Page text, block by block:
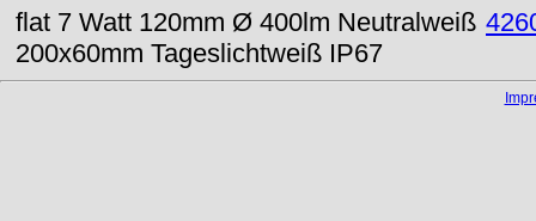
flat 7 Watt 120mm Ø 400lm Neutralweiß
200x60mm Tageslichtweiß IP67